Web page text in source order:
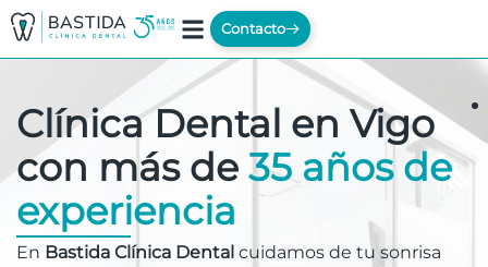
Contacto
Clínica Dental en Vigo
con más de 35 años de
experiencia
En Bastida Clínica Dental cuidamos de tu sonrisa